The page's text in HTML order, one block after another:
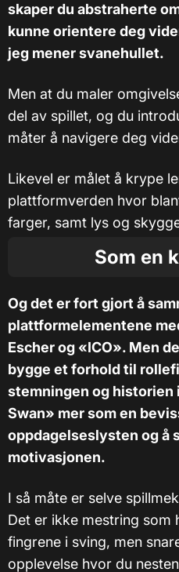
skaper du abstraherte
kunne orientere deg
jeg mener svanehullet.
Men at du maler
del av spillet, og du
måter å navigere deg
Likevel er målet å krype
plattformverden hvor
farger, samt lys og
Som en
Og det er fort gjort å
plattformelementene
Escher og «ICO». Men
bygge et forhold til
stemningen og historien
Swan» mer som en
oppdagelseslysten og å
motivasjonen.
I så måte er selve
Det er ikke mestring som
fingrene i sving, men
opplevelse hvor du